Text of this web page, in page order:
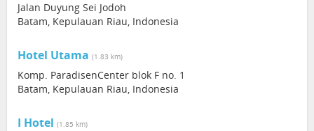
Jalan Duyung Sei Jodoh
Batam, Kepulauan Riau, Indonesia
Hotel Utama (1.83 km)
Komp. ParadisenCenter blok F no. 1
Batam, Kepulauan Riau, Indonesia
I Hotel (1.85 km)